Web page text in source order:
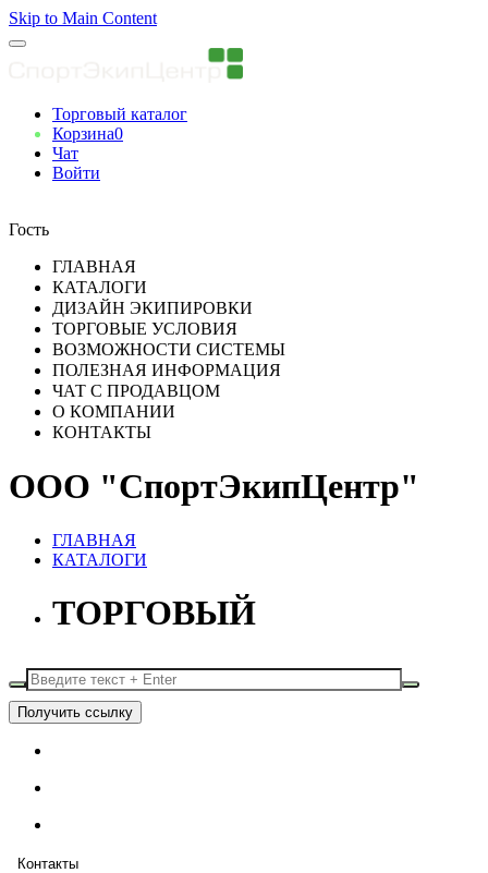
Skip to Main Content
Торговый каталог
Корзина0
Чат
Войти
Гость
ГЛАВНАЯ
КАТАЛОГИ
ДИЗАЙН ЭКИПИРОВКИ
ТОРГОВЫЕ УСЛОВИЯ
ВОЗМОЖНОСТИ СИСТЕМЫ
ПОЛЕЗНАЯ ИНФОРМАЦИЯ
ЧАТ С ПРОДАВЦОМ
О КОМПАНИИ
КОНТАКТЫ
ООО "СпортЭкипЦентр"
ГЛАВНАЯ
КАТАЛОГИ
ТОРГОВЫЙ
Получить ссылку
Контакты